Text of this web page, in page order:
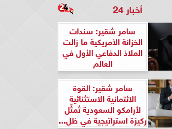
أخبار 24
سامر شقير: سندات
الخزانة الأمريكية ما زالت
الملاذ الدفاعي الأول في
العالم
سامر شقير: القوة
الائتمانية الاستثنائية
لأرامكو السعودية تُمثِّل
ركيزة استراتيجية في ظل...